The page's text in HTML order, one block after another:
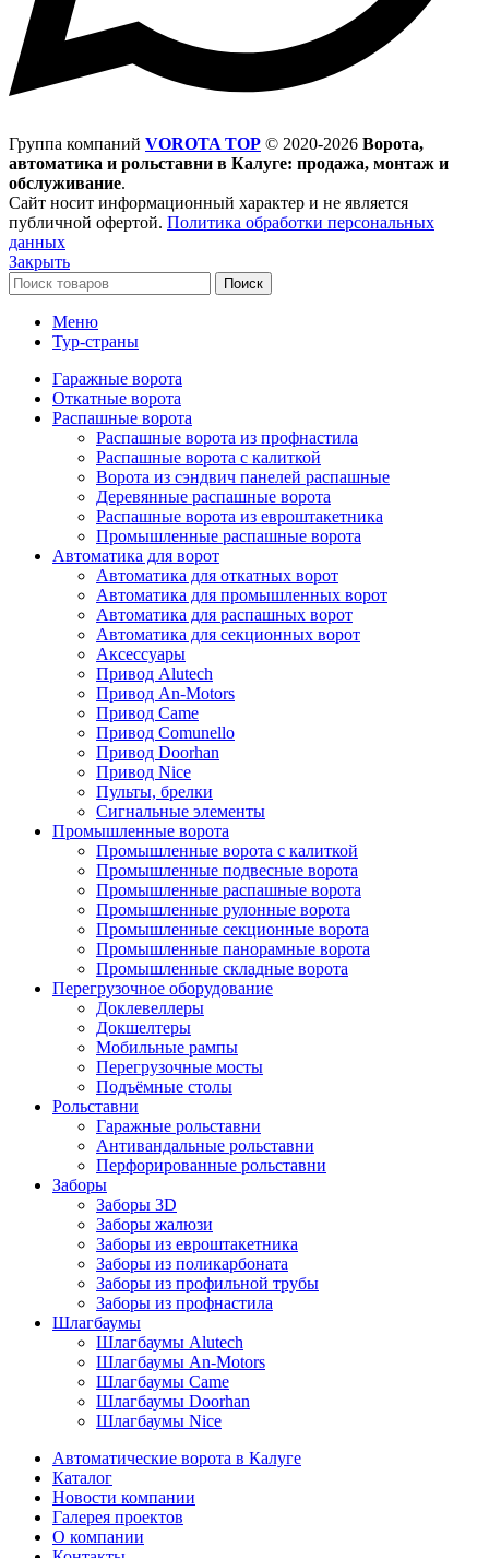
Группа компаний VOROTA TOP © 2020-2026 Ворота,
автоматика и рольставни в Калуге: продажа, монтаж и
обслуживание.
Сайт носит информационный характер и не является
публичной офертой. Политика обработки персональных
данных
Закрыть
Поиск
Меню
Тур-страны
Гаражные ворота
Откатные ворота
Распашные ворота
Распашные ворота из профнастила
Распашные ворота с калиткой
Ворота из сэндвич панелей распашные
Деревянные распашные ворота
Распашные ворота из евроштакетника
Промышленные распашные ворота
Автоматика для ворот
Автоматика для откатных ворот
Автоматика для промышленных ворот
Автоматика для распашных ворот
Автоматика для секционных ворот
Аксессуары
Привод Alutech
Привод An-Motors
Привод Came
Привод Comunello
Привод Doorhan
Привод Nice
Пульты, брелки
Сигнальные элементы
Промышленные ворота
Промышленные ворота с калиткой
Промышленные подвесные ворота
Промышленные распашные ворота
Промышленные рулонные ворота
Промышленные секционные ворота
Промышленные панорамные ворота
Промышленные складные ворота
Перегрузочное оборудование
Доклевеллеры
Докшелтеры
Мобильные рампы
Перегрузочные мосты
Подъёмные столы
Рольставни
Гаражные рольставни
Антивандальные рольставни
Перфорированные рольставни
Заборы
Заборы 3D
Заборы жалюзи
Заборы из евроштакетника
Заборы из поликарбоната
Заборы из профильной трубы
Заборы из профнастила
Шлагбаумы
Шлагбаумы Alutech
Шлагбаумы An-Motors
Шлагбаумы Came
Шлагбаумы Doorhan
Шлагбаумы Nice
Автоматические ворота в Калуге
Каталог
Новости компании
Галерея проектов
О компании